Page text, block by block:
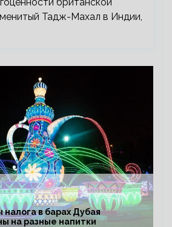
Тадж-Махал в Индии,
в барах Дубая
на разные напитки